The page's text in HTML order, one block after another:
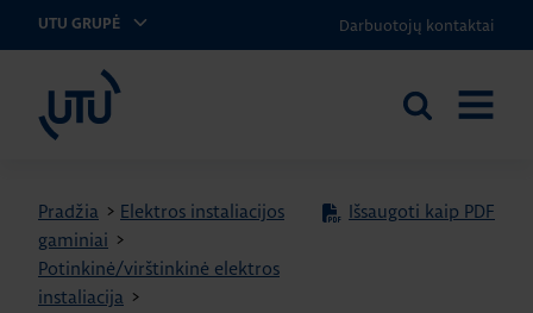
UTU GRUPĖ Darbuotojų kontaktai
UTU Lithuania
Ieškoti
Pradžia > Elektros instaliacijos
gaminiai >
Potinkinė/virštinkinė elektros
instaliacija >
Išsaugoti kaip PDF